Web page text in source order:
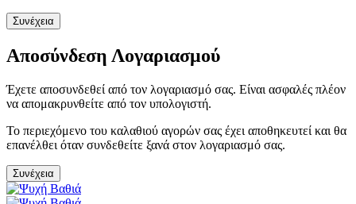
Συνέχεια
Αποσύνδεση Λογαριασμού
Έχετε αποσυνδεθεί από τον λογαριασμό σας. Είναι ασφαλές πλέον
να απομακρυνθείτε από τον υπολογιστή.
Το περιεχόμενο του καλαθιού αγορών σας έχει αποθηκευτεί και θα
επανέλθει όταν συνδεθείτε ξανά στον λογαριασμό σας.
Συνέχεια